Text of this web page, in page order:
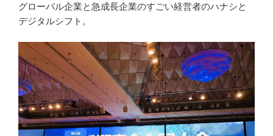
グローバル企業と急成長企業のすごい経営者のハナシと
デジタルシフト。